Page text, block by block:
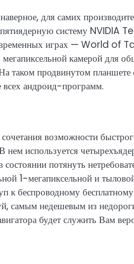
для самих
систему NVIDIA
играх — World of
камерой для
таком продвинутом
всех андроид-программ.
возможности
нем используется
потянуть
1-мегапиксельной и
к беспроводному
самым недешевым из
будет служить Вам